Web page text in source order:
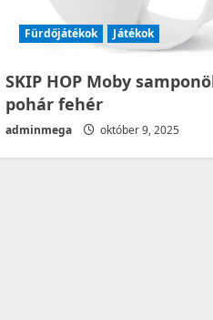
Fürdőjátékok Játékok
SKIP HOP Moby
pohár fehér
adminmega október 9, 2025